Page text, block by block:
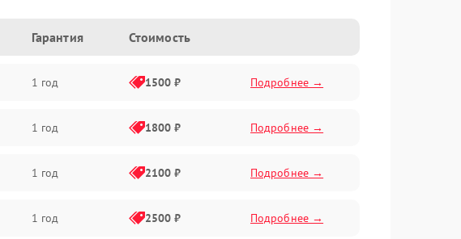
Гарантия Стоимость
1 год 1500 ₽ Подробнее →
1 год 1800 ₽ Подробнее →
1 год 2100 ₽ Подробнее →
1 год 2500 ₽ Подробнее →